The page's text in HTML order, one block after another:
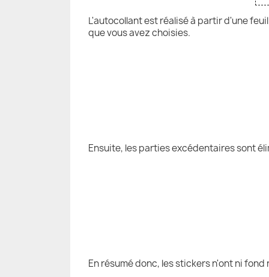
L'autocollant est réalisé à partir d'une
que vous avez choisies.
Ensuite, les parties excédentaires sont
En résumé donc, les stickers n'ont ni